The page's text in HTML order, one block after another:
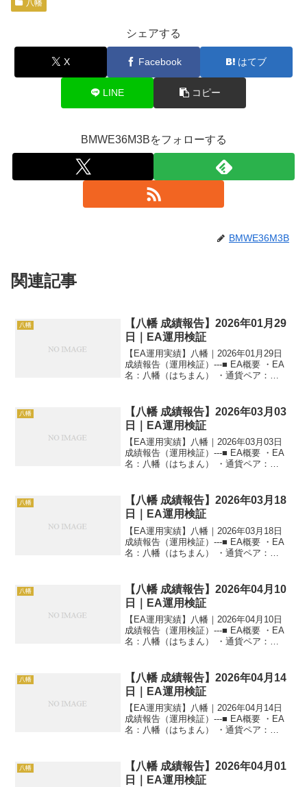
八幡
シェアする
X Facebook はてブ
LINE コピー
BMWE36M3Bをフォローする
BMWE36M3B
関連記事
八幡
【八幡 成績報告】2026年01月29
日｜EA運用検証
【EA運用実績】八幡｜2026年01月29日
成績報告（運用検証）---■ EA概要 ・EA
名：八幡（はちまん） ・通貨ペア：
稼働 ---■ 本日の運用成...
八幡
【八幡 成績報告】2026年03月03
日｜EA運用検証
【EA運用実績】八幡｜2026年03月03日
成績報告（運用検証）---■ EA概要 ・EA
名：八幡（はちまん） ・通貨ペア：
稼働 ---■ 本日の運用成...
八幡
【八幡 成績報告】2026年03月18
日｜EA運用検証
【EA運用実績】八幡｜2026年03月18日
成績報告（運用検証）---■ EA概要 ・EA
名：八幡（はちまん） ・通貨ペア：
稼働 ---■ 本日の運用成...
八幡
【八幡 成績報告】2026年04月10
日｜EA運用検証
【EA運用実績】八幡｜2026年04月10日
成績報告（運用検証）---■ EA概要 ・EA
名：八幡（はちまん） ・通貨ペア：
稼働 ---■ 本日の運用成...
八幡
【八幡 成績報告】2026年04月14
日｜EA運用検証
【EA運用実績】八幡｜2026年04月14日
成績報告（運用検証）---■ EA概要 ・EA
名：八幡（はちまん） ・通貨ペア：
稼働 ---■ 本日の運用成...
八幡
【八幡 成績報告】2026年04月01
日｜EA運用検証